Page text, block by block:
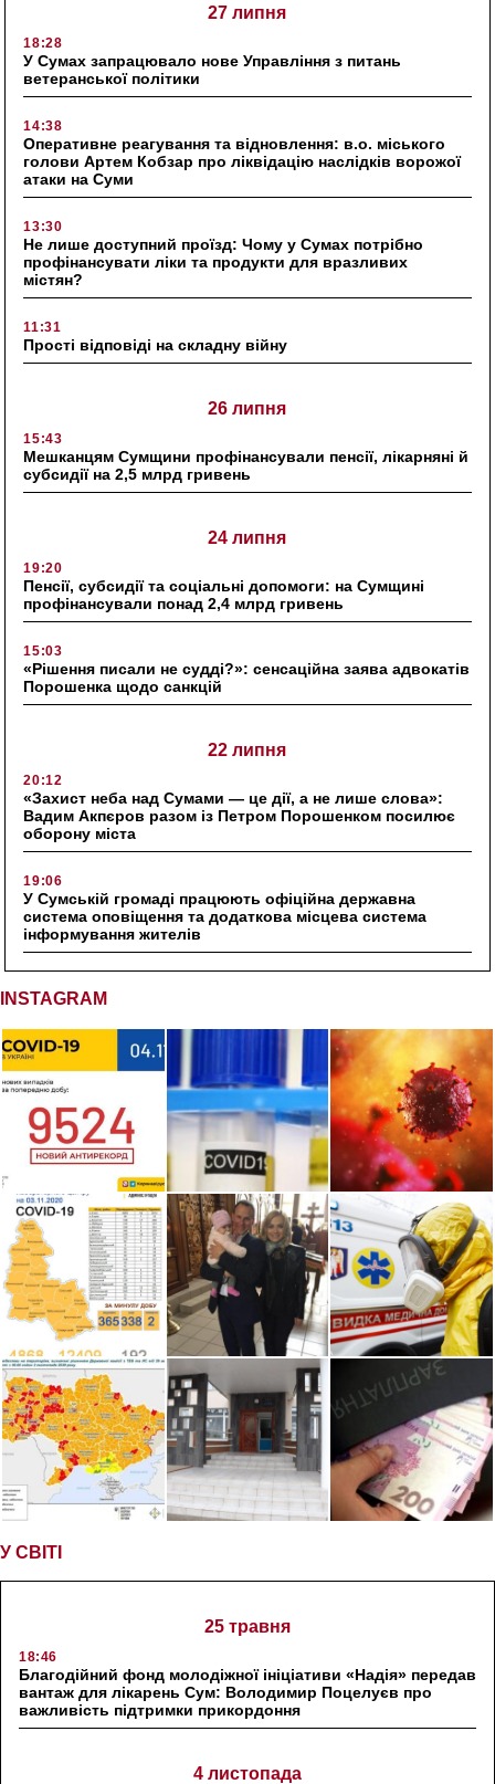
27 липня
18:28
У Сумах запрацювало нове Управління з питань
ветеранської політики
14:38
Оперативне реагування та відновлення: в.о. міського
голови Артем Кобзар про ліквідацію наслідків ворожої
атаки на Суми
13:30
Не лише доступний проїзд: Чому у Сумах потрібно
профінансувати ліки та продукти для вразливих
містян?
11:31
Прості відповіді на складну війну
26 липня
15:43
Мешканцям Сумщини профінансували пенсії, лікарняні й
субсидії на 2,5 млрд гривень
24 липня
19:20
Пенсії, субсидії та соціальні допомоги: на Сумщині
профінансували понад 2,4 млрд гривень
15:03
«Рішення писали не судді?»: сенсаційна заява адвокатів
Порошенка щодо санкцій
22 липня
20:12
«Захист неба над Сумами — це дії, а не лише слова»:
Вадим Акпєров разом із Петром Порошенком посилює
оборону міста
19:06
У Сумській громаді працюють офіційна державна
система оповіщення та додаткова місцева система
інформування жителів
INSTAGRAM
У СВІТІ
25 травня
18:46
Благодійний фонд молодіжної ініціативи «Надія» передав
вантаж для лікарень Сум: Володимир Поцелуєв про
важливість підтримки прикордоння
4 листопада